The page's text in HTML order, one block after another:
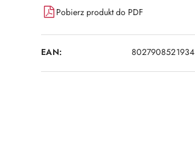
Pobierz produkt do PDF
EAN: 8027908521934